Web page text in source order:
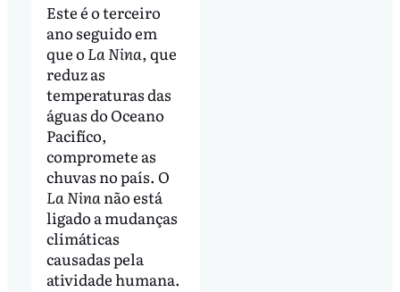
Este é o terceiro
ano seguido em
que o La Nina, que
reduz as
temperaturas das
águas do Oceano
Pacifíco,
compromete as
chuvas no país. O
La Ninanão está
ligado a mudanças
climáticas
causadas pela
atividade humana.